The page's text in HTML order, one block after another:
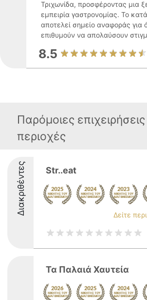
Τριχωνίδα, προσφέροντας μια
εμπειρία γαστρονομίας. Το
αποτελεί σημείο αναφοράς για
επιθυμούν να απολαύσουν
8.5
Παρόμοιες
περιοχές
Διακριθέντες Str..eat
Δείτε
Τα Παλαιά Χαυτεία